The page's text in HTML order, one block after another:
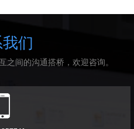
们
之间的沟通搭桥，欢迎咨询。